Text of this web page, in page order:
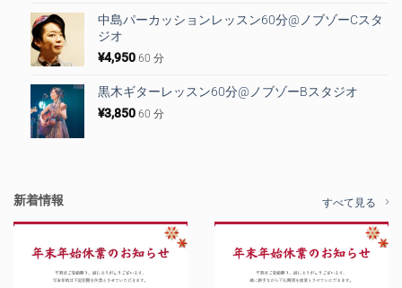
中島パーカッションレッスン60分@ノブゾーCスタ
ジオ
¥4,950 60 分
黒木ギターレッスン60分@ノブゾーBスタジオ
¥3,850 60 分
新着情報 すべて見る